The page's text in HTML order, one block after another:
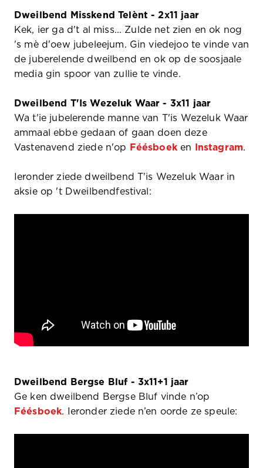
Dweilbend Misskend Telènt - 2x11 jaar
Kek, ier ga d't al miss... Zulde net zien en ok nog
's mè d'oew jubeleejum. Gin viedejoo te vinde van
de juberelende dweilbend en ok op de soosjaale
media gin spoor van zullie te vinde.
Dweilbend T'Is Wezeluk Waar - 3x11 jaar
Wa t'ie jubelerende manne van T'is Wezeluk Waar
ammaal ebbe gedaan of gaan doen deze
Vastenavend ziede n'op
Féésboeken Instagram.
Ieronder ziede dweilbend T'is Wezeluk Waar in
aksie op 't Dweilbendfestival:
Dweilbend Bergse Bluf - 3x11+1 jaar
Ge ken dweilbend Bergse Bluf vinde n’op
Féésboek. Ieronder ziede n’en oorde ze speule: